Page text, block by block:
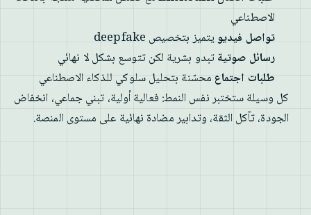
الاصطناعي
تواصل فيديويتميز بتخصيص deepfake
رسائل صوتيةتبدو بشرية لكن تتوسع بشكل لا نهائي
طلبات اجتماعمحسّنة بتحليل سلوكي للذكاء الاصطناعي
كل وسيلة ستختبر نفس النمط: فعالية أولية، تبني جماعي، انخفاض
الجودة، تآكل الثقة، وتدابير مضادة نهائية على مستوى المنصة.